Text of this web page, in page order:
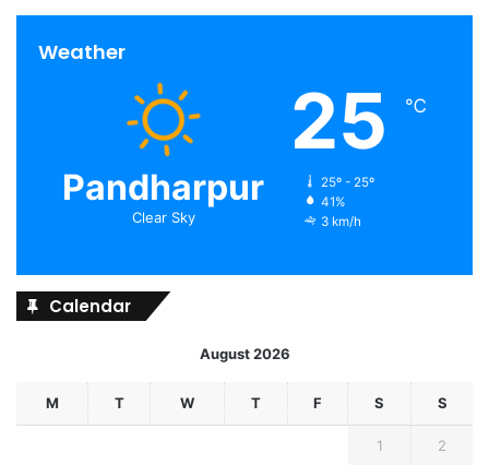
Weather
Pandharpur
Clear Sky
25 ℃
25º - 25º
41%
3 km/h
Calendar
August 2026
M T W T F S S
1 2